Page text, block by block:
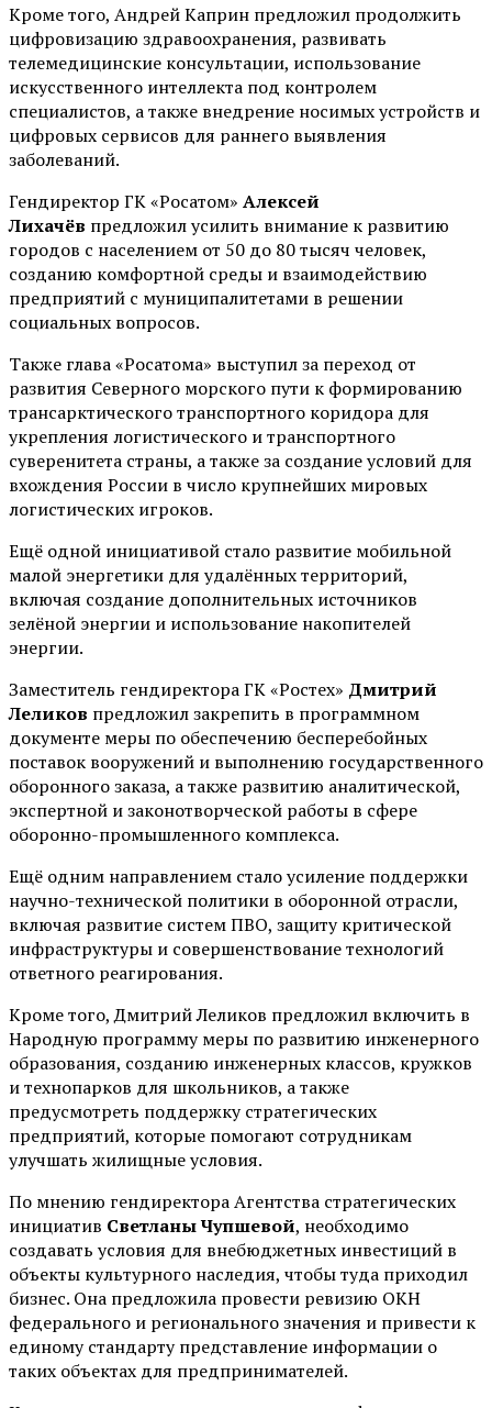
Кроме того, Андрей Каприн предложил продолжить
цифровизацию здравоохранения, развивать
телемедицинские консультации, использование
искусственного интеллекта под контролем
специалистов, а также внедрение носимых устройств и
цифровых сервисов для раннего выявления
заболеваний.
Гендиректор ГК «Росатом» Алексей
Лихачёв предложил усилить внимание к развитию
городов с населением от 50 до 80 тысяч человек,
созданию комфортной среды и взаимодействию
предприятий с муниципалитетами в решении
социальных вопросов.
Также глава «Росатома» выступил за переход от
развития Северного морского пути к формированию
трансарктического транспортного коридора для
укрепления логистического и транспортного
суверенитета страны, а также за создание условий для
вхождения России в число крупнейших мировых
логистических игроков.
Ещё одной инициативой стало развитие мобильной
малой энергетики для удалённых территорий,
включая создание дополнительных источников
зелёной энергии и использование накопителей
энергии.
Заместитель гендиректора ГК «Ростех» Дмитрий
Леликов предложил закрепить в программном
документе меры по обеспечению бесперебойных
поставок вооружений и выполнению государственного
оборонного заказа, а также развитию аналитической,
экспертной и законотворческой работы в сфере
оборонно-промышленного комплекса.
Ещё одним направлением стало усиление поддержки
научно-технической политики в оборонной отрасли,
включая развитие систем ПВО, защиту критической
инфраструктуры и совершенствование технологий
ответного реагирования.
Кроме того, Дмитрий Леликов предложил включить в
Народную программу меры по развитию инженерного
образования, созданию инженерных классов, кружков
и технопарков для школьников, а также
предусмотреть поддержку стратегических
предприятий, которые помогают сотрудникам
улучшать жилищные условия.
По мнению гендиректора Агентства стратегических
инициатив Светланы Чупшевой, необходимо
создавать условия для внебюджетных инвестиций в
объекты культурного наследия, чтобы туда приходил
бизнес. Она предложила провести ревизию ОКН
федерального и регионального значения и привести к
единому стандарту представление информации о
таких объектах для предпринимателей.